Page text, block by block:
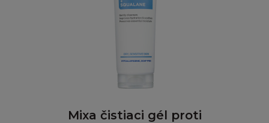
Mixa čistiaci gél proti
obsahujících celou nebo jen část Stránky.
stránku k oficiální Stránce L´Oréal, zašlete váš